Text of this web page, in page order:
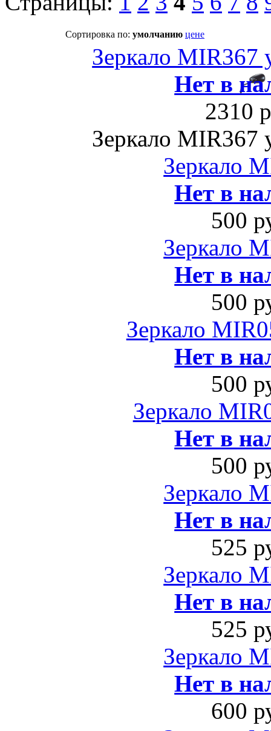
Сортировка по: умолчанию цене
Зеркало MIR367
Нет в
2310
Зеркало MIR367
Зеркало
Нет в
500
Зеркало
Нет в
500
Зеркало
Нет в
500
Зеркало
Нет в
500
Зеркало
Нет в
525
Зеркало
Нет в
525
Зеркало
Нет в
600